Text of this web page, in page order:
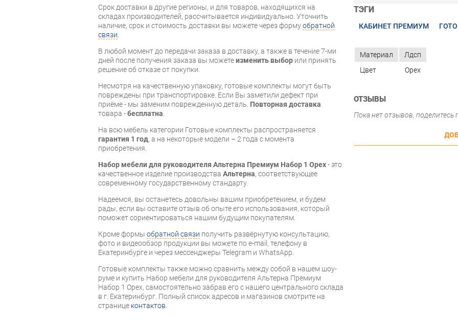
ТЭГИ
КАБИНЕТ ПРЕМИУМ
Срок доставки в другие регионы, и для товаров, находящихся на
складах производителей, рассчитывается индивидуально. Уточнить
наличие, срок и стоимость доставки вы можете через формуобратной
связи.
В любой момент до передачи заказа в доставку, а также в течение 7-ми
дней после получения заказа вы можетеизменить выбор или принять
решение об отказе от покупки.
Несмотря на качественную упаковку, готовые комплекты могут быть
повреждены при транспортировке. Если Вы заметили дефект при
приёме - мы заменим поврежденную деталь. Повторная доставка
товара -бесплатна.
На всю мебель категории Готовые комплекты распространяется
гарантия 1 год, а на некоторые модели – 2 года с момента
приобретения.
Набор мебели для руководителя Альтерна Премиум Набор 1 Орех- это
качественное изделие производства Альтерна, соответствующее
современному государственному стандарту.
Надеемся, вы останетесь довольны вашим приобретением, и будем
рады, если вы оставите отзыв об опыте его использования, который
поможет сориентироваться нашим будущим покупателям.
Кроме формы обратной связи получить развёрнутую консультацию,
фото и видеообзор продукции вы можете по e-mail, телефону в
Екатеринбурге и через мессенджеры Telegram и WhatsApp.
Готовые комплекты также можно сравнить между собой в нашем шоу-
руме и купить Набор мебели для руководителя Альтерна Премиум
Набор 1 Орех, самостоятельно забрав его с нашего центрального склада
в г. Екатеринбург. Полный список адресов и магазинов смотрите на
странице контактов.
Материал
Лдсп
Цвет
Орех
ОТЗЫВЫ
Пока нет отзывов,